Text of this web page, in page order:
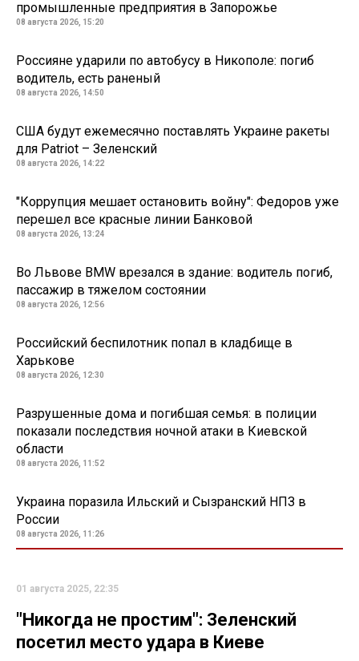
промышленные предприятия в Запорожье
08 августа 2026, 15:20
Россияне ударили по автобусу в Никополе: погиб
водитель, есть раненый
08 августа 2026, 14:50
США будут ежемесячно поставлять Украине ракеты
для Patriot – Зеленский
08 августа 2026, 14:22
"Коррупция мешает остановить войну": Федоров уже
перешел все красные линии Банковой
08 августа 2026, 13:24
Во Львове BMW врезался в здание: водитель погиб,
пассажир в тяжелом состоянии
08 августа 2026, 12:56
Российский беспилотник попал в кладбище в
Харькове
08 августа 2026, 12:30
Разрушенные дома и погибшая семья: в полиции
показали последствия ночной атаки в Киевской
области
08 августа 2026, 11:52
Украина поразила Ильский и Сызранский НПЗ в
России
08 августа 2026, 11:26
01 августа 2025, 22:35
"Никогда не простим": Зеленский
посетил место удара в Киеве